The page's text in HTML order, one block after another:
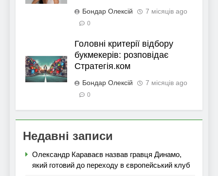
Бондар Олексій 7 місяців ago
0
Головні критерії відбору
букмекерів: розповідає
Стратегія.ком
Бондар Олексій 7 місяців ago
0
Недавні записи
Олександр Караваєв назвав гравця Динамо,
який готовий до переходу в європейський клуб